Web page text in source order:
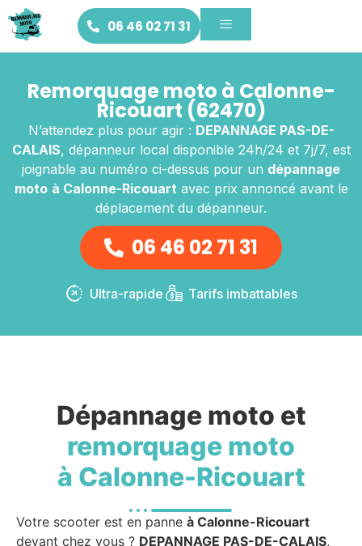
06 46 02 71 31
Remorquage moto à Calonne-
Ricouart (62470)
N’attendez plus pour agir : DEPANNAGE PAS-DE-
CALAIS, dépanneur local disponible 24h/24 et 7j/7, est
joignable au numéro ci-dessus pour un dépannage
moto à Calonne-Ricouart avec prix annoncé avant le
déplacement du dépanneur.
06 46 02 71 31
Ultra-rapide Tarifs imbattables
Dépannage moto et
remorquage moto
à Calonne-Ricouart
Votre scooter est en panne à Calonne-Ricouart
devant chez vous ? DEPANNAGE PAS-DE-CALAIS,